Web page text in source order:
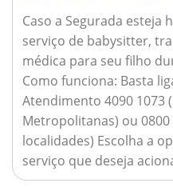
Caso a Segurada esteja
serviço de babysitter,
médica para seu filho
Como funciona: Basta
Atendimento 4090 1073
Metropolitanas) ou 0800
localidades) Escolha a
serviço que deseja